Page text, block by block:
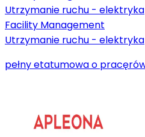
Utrzymanie ruchu - elektryka
Facility Management
Utrzymanie ruchu - elektryka
pełny etatumowa o pracę